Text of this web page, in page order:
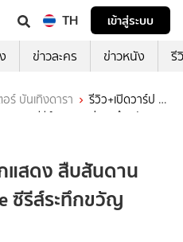
TH
เข้าสู่ระบบ
ข่าวละคร ข่าวหนัง รี
อร์ บันเทิงดารา
รีวิว+เปิดวาร์ป 11
ซีรีส์แนวดราม่า ระทึกขวัญ
แสดง สืบสันดาน
ซีรีส์ระทึกขวัญ